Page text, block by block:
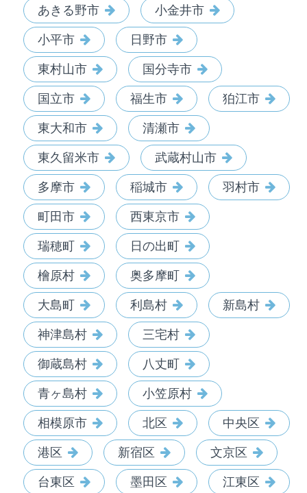
あきる野市 小金井市
小平市 日野市
東村山市 国分寺市
国立市 福生市 狛江市
東大和市 清瀬市
東久留米市 武蔵村山市
多摩市 稲城市 羽村市
町田市 西東京市
瑞穂町 日の出町
檜原村 奥多摩町
大島町 利島村 新島村
神津島村 三宅村
御蔵島村 八丈町
青ヶ島村 小笠原村
相模原市 北区 中央区
港区 新宿区 文京区
台東区 墨田区 江東区